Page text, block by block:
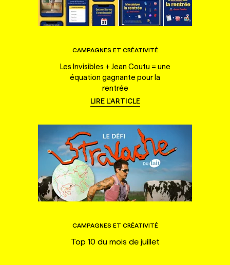
CAMPAGNES ET CRÉATIVITÉ
Les Invisibles + Jean Coutu = une
équation gagnante pour la
rentrée
LIRE L'ARTICLE
CAMPAGNES ET CRÉATIVITÉ
Top 10 du mois de juillet